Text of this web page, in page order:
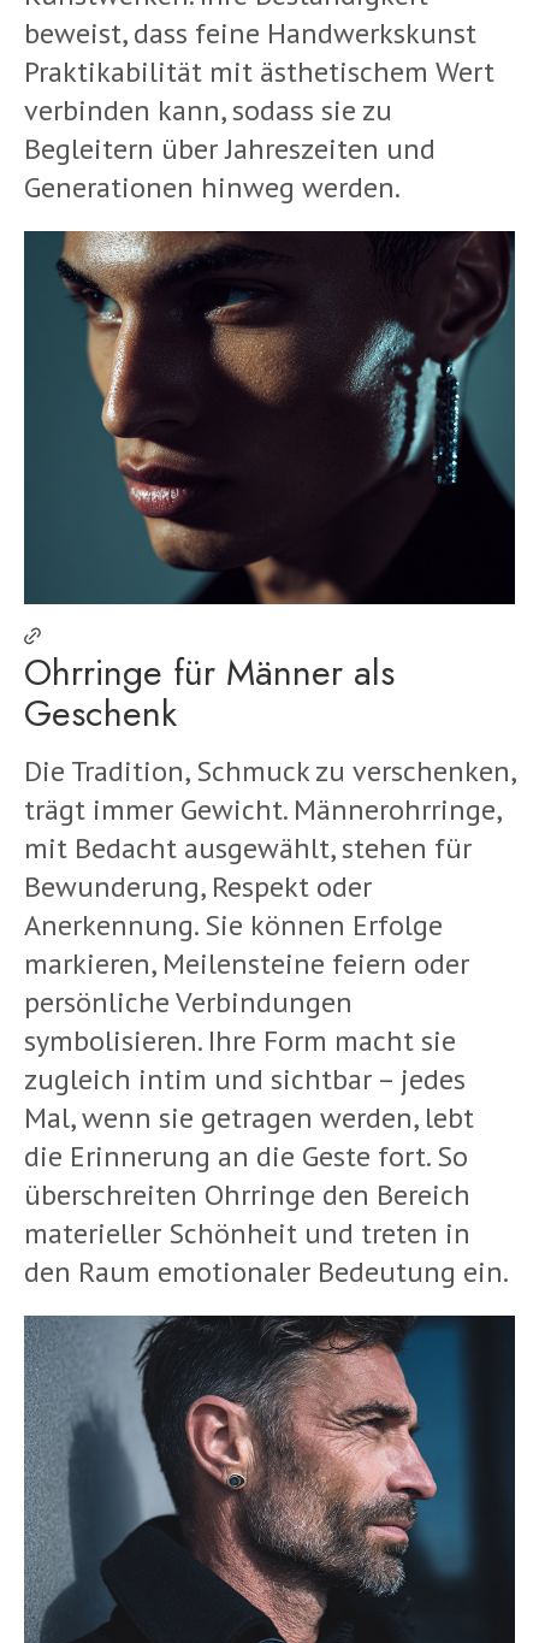
beweist, dass feine Handwerkskunst
Praktikabilität mit ästhetischem Wert
verbinden kann, sodass sie zu
Begleitern über Jahreszeiten und
Generationen hinweg werden.
Ohrringe für Männer als
Geschenk
Die Tradition, Schmuck zu verschenken,
trägt immer Gewicht. Männerohrringe,
mit Bedacht ausgewählt, stehen für
Bewunderung, Respekt oder
Anerkennung. Sie können Erfolge
markieren, Meilensteine feiern oder
persönliche Verbindungen
symbolisieren. Ihre Form macht sie
zugleich intim und sichtbar – jedes
Mal, wenn sie getragen werden, lebt
die Erinnerung an die Geste fort. So
überschreiten Ohrringe den Bereich
materieller Schönheit und treten in
den Raum emotionaler Bedeutung ein.